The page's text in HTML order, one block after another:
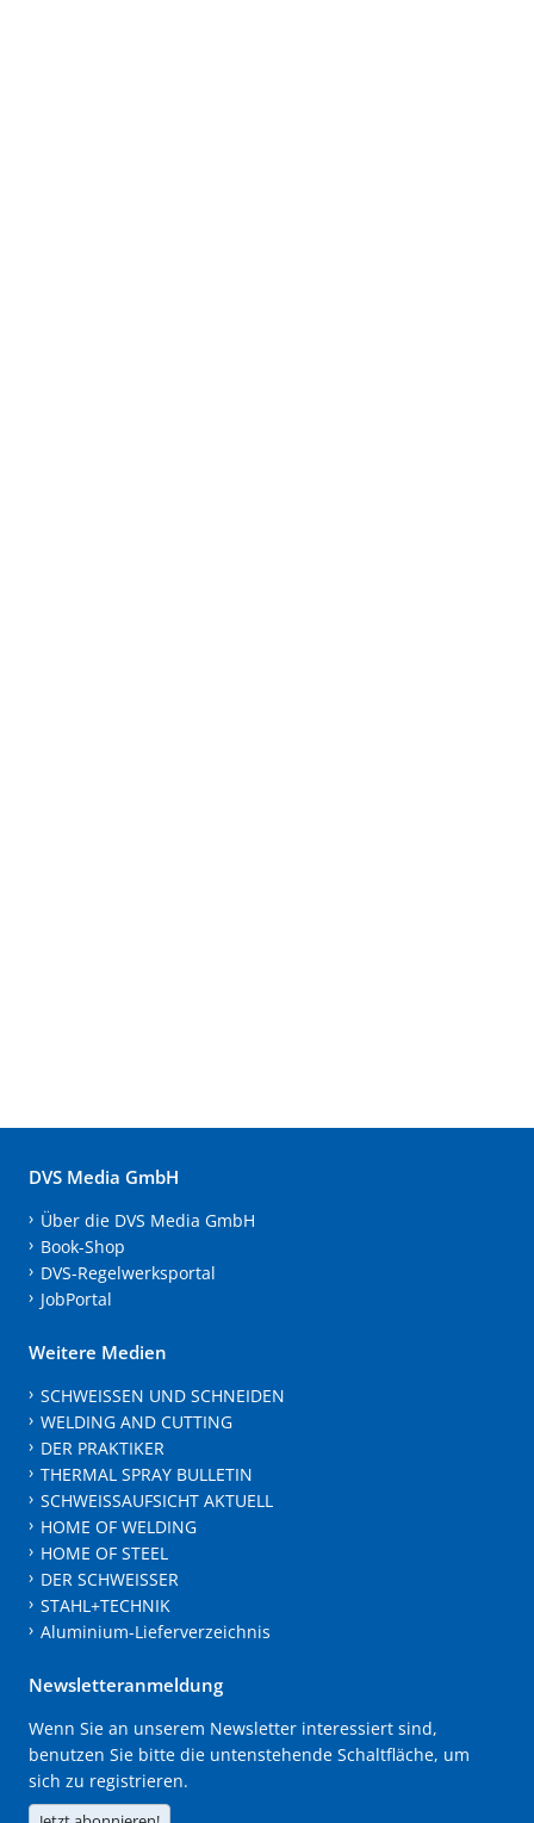
DVS Media GmbH
Über die DVS Media GmbH
Book-Shop
DVS-Regelwerksportal
JobPortal
Weitere Medien
SCHWEISSEN UND SCHNEIDEN
WELDING AND CUTTING
DER PRAKTIKER
THERMAL SPRAY BULLETIN
SCHWEISSAUFSICHT AKTUELL
HOME OF WELDING
HOME OF STEEL
DER SCHWEISSER
STAHL+TECHNIK
Aluminium-Lieferverzeichnis
Newsletteranmeldung
Wenn Sie an unserem Newsletter interessiert sind,
benutzen Sie bitte die untenstehende Schaltfläche, um
sich zu registrieren.